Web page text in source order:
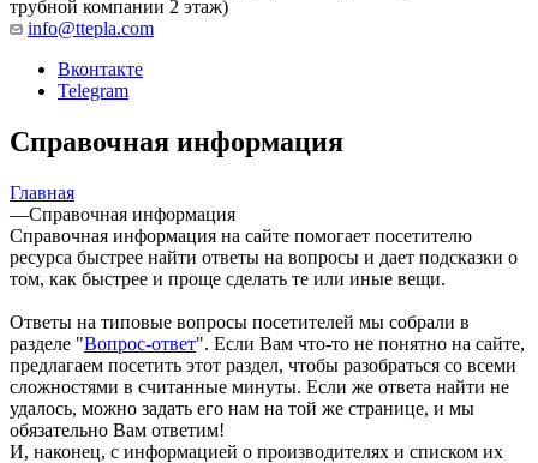
трубной компании 2 этаж)
info@ttepla.com
Вконтакте
Telegram
Справочная информация
Главная
—Справочная информация
Справочная информация на сайте помогает посетителю
ресурса быстрее найти ответы на вопросы и дает подсказки о
том, как быстрее и проще сделать те или иные вещи.
Ответы на типовые вопросы посетителей мы собрали в
разделе "Вопрос-ответ". Если Вам что-то не понятно на сайте,
предлагаем посетить этот раздел, чтобы разобраться со всеми
сложностями в считанные минуты. Если же ответа найти не
удалось, можно задать его нам на той же странице, и мы
обязательно Вам ответим!
И, наконец, с информацией о производителях и списком их